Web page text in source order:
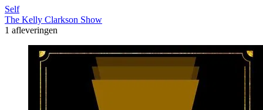
Self
The Kelly Clarkson Show
1 afleveringen